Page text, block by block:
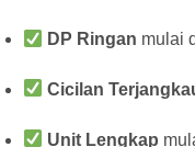
DP Ringan mulai
Cicilan
Unit Lengkap